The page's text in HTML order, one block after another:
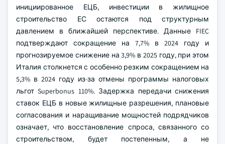
инициированное ЕЦБ, инвестиции в жилищное
строительство ЕС остаются под структурным
давлением в ближайшей перспективе. Данные FIEC
подтверждают сокращение на 7,7% в 2024 году и
прогнозируемое снижение на 3,9% в 2025 году, при этом
Италия столкнется с особенно резким сокращением на
5,3% в 2024 году из-за отмены программы налоговых
льгот Superbonus 110%. Задержка передачи снижения
ставок ЕЦБ в новые жилищные разрешения, плановые
согласования и наращивание мощностей подрядчиков
означает, что восстановление спроса, связанного со
строительством, будет постепенным, а не